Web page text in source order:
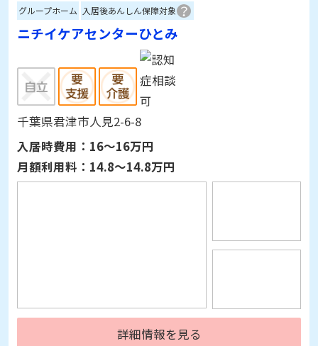
グループホーム 入居後あんしん保障対象
ニチイケアセンターひとみ
千葉県君津市人見2-6-8
入居時費用：16～16万円
月額利用料： 14.8～14.8万円
詳細情報を見る